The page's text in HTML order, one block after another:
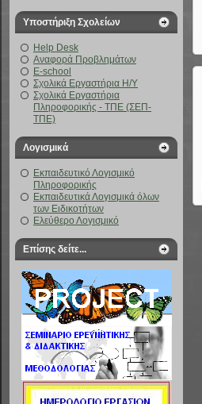
Υποστήριξη Σχολείων
Help Desk
Αναφορά Προβλημάτων
E-school
Σχολικά Εργαστήρια Η/Υ
Σχολικά Εργαστήρια
Πληροφορικής - ΤΠΕ (ΣΕΠ-
ΤΠΕ)
Λογισμικά
Εκπαιδευτικό Λογισμικό
Πληροφορικής
Εκπαιδευτικά Λογισμικά όλων
των Ειδικοτήτων
Ελεύθερο Λογισμικό
Επίσης δείτε...